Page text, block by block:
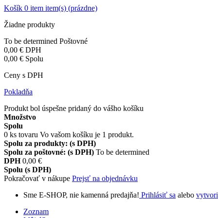
Košík 0 item item(s) (prázdne)
Žiadne produkty
To be determined Poštovné
0,00 € DPH
0,00 € Spolu
Ceny s DPH
Pokladňa
Produkt bol úspešne pridaný do vášho košíku
Množstvo
Spolu
0 ks tovaru Vo vašom košíku je 1 produkt.
Spolu za produkty: (s DPH)
Spolu za poštovné: (s DPH) To be determined
DPH 0,00 €
Spolu (s DPH)
Pokračovať v nákupe Prejsť na objednávku
Sme E-SHOP, nie kamenná predajňa! Prihlásiť sa alebo
Zoznam